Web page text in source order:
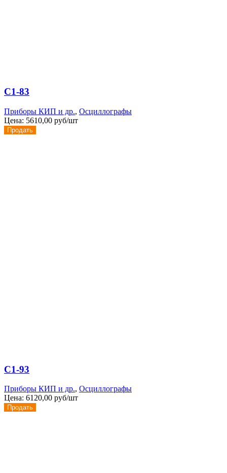
С1-83
Приборы КИП и др., Осциллографы
Цена: 5610,00 руб/шт
Продать
С1-93
Приборы КИП и др., Осциллографы
Цена: 6120,00 руб/шт
Продать